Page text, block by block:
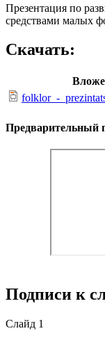
Презентация по
средствами малых
Скачать:
folklor_-
Предварительный
Подписи к
Слайд 1